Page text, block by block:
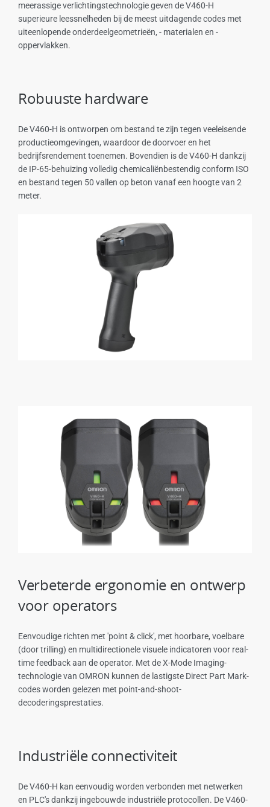
meerassige verlichtingstechnologie geven de V460-H
superieure leessnelheden bij de meest uitdagende codes met
uiteenlopende onderdeelgeometrieën, - materialen en -
oppervlakken.
Robuuste hardware
De V460-H is ontworpen om bestand te zijn tegen veeleisende
productieomgevingen, waardoor de doorvoer en het
bedrijfsrendement toenemen. Bovendien is de V460-H dankzij
de IP-65-behuizing volledig chemicaliënbestendig conform ISO
en bestand tegen 50 vallen op beton vanaf een hoogte van 2
meter.
Verbeterde ergonomie en ontwerp
voor operators
Eenvoudige richten met 'point & click', met hoorbare, voelbare
(door trilling) en multidirectionele visuele indicatoren voor real-
time feedback aan de operator. Met de X-Mode Imaging-
technologie van OMRON kunnen de lastigste Direct Part Mark-
codes worden gelezen met point-and-shoot-
decoderingsprestaties.
Industriële connectiviteit
De V460-H kan eenvoudig worden verbonden met netwerken
en PLC's dankzij ingebouwde industriële protocollen. De V460-